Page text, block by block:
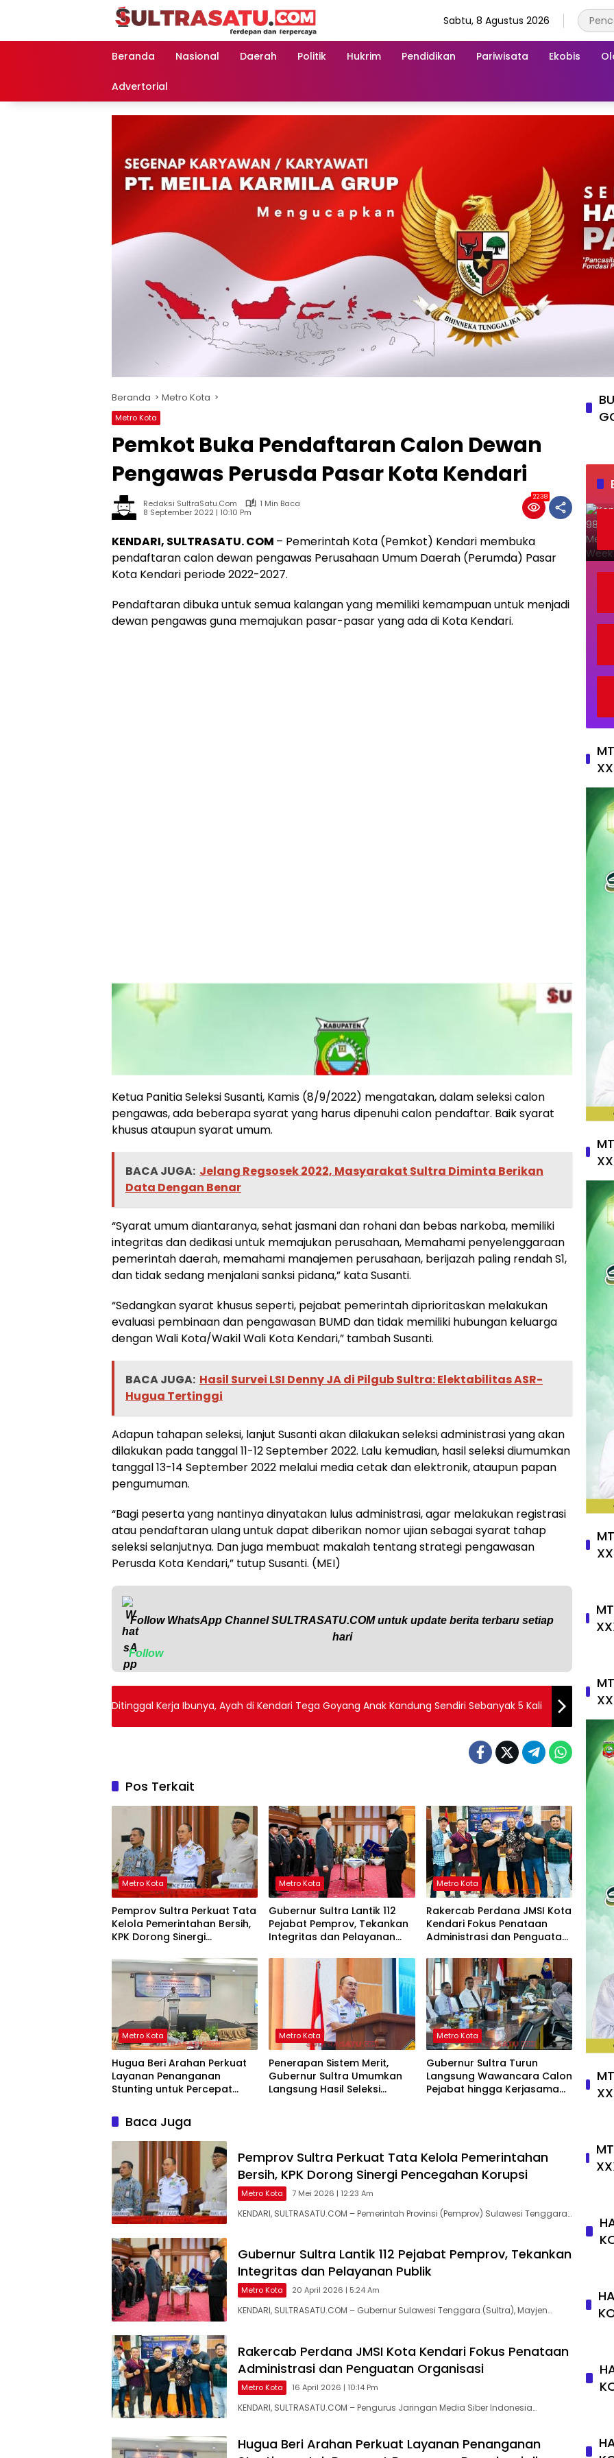
Sabtu, 8 Agustus 2026
Beranda Nasional Daerah Politik Hukrim Pendidikan Pariwisata Ekobis
Advertorial
Beranda Metro Kota
Metro Kota
Pemkot Buka Pendaftaran Calon Dewan
Pengawas Perusda Pasar Kota Kendari
Redaksi SultraSatu.Com
1 Min Baca
8 September 2022 | 10:10 Pm
2238
KENDARI, SULTRASATU. COM – Pemerintah Kota (Pemkot) Kendari membuka
pendaftaran calon dewan pengawas Perusahaan Umum Daerah (Perumda) Pasar
Kota Kendari periode 2022-2027.
Pendaftaran dibuka untuk semua kalangan yang memiliki kemampuan untuk menjadi
dewan pengawas guna memajukan pasar-pasar yang ada di Kota Kendari.
Ketua Panitia Seleksi Susanti, Kamis (8/9/2022) mengatakan, dalam seleksi calon
pengawas, ada beberapa syarat yang harus dipenuhi calon pendaftar. Baik syarat
khusus ataupun syarat umum.
BACA JUGA: Jelang Regsosek 2022, Masyarakat Sultra Diminta Berikan
Data Dengan Benar
“Syarat umum diantaranya, sehat jasmani dan rohani dan bebas narkoba, memiliki
integritas dan dedikasi untuk memajukan perusahaan, Memahami penyelenggaraan
pemerintah daerah, memahami manajemen perusahaan, berijazah paling rendah S1,
dan tidak sedang menjalani sanksi pidana,” kata Susanti.
“Sedangkan syarat khusus seperti, pejabat pemerintah diprioritaskan melakukan
evaluasi pembinaan dan pengawasan BUMD dan tidak memiliki hubungan keluarga
dengan Wali Kota/Wakil Wali Kota Kendari,” tambah Susanti.
BACA JUGA: Hasil Survei LSI Denny JA di Pilgub Sultra: Elektabilitas ASR-
Hugua Tertinggi
Adapun tahapan seleksi, lanjut Susanti akan dilakukan seleksi administrasi yang akan
dilakukan pada tanggal 11-12 September 2022. Lalu kemudian, hasil seleksi diumumkan
tanggal 13-14 September 2022 melalui media cetak dan elektronik, ataupun papan
pengumuman.
“Bagi peserta yang nantinya dinyatakan lulus administrasi, agar melakukan registrasi
atau pendaftaran ulang untuk dapat diberikan nomor ujian sebagai syarat tahap
seleksi selanjutnya. Dan juga membuat makalah tentang strategi pengawasan
Perusda Kota Kendari,” tutup Susanti. (MEI)
Follow WhatsApp ChannelSULTRASATU.COMuntuk update berita terbaru setiap
hari
Follow
Ditinggal Kerja Ibunya, Ayah di Kendari Tega Goyang Anak Kandung Sendiri Sebanyak 5 Kali
Pos Terkait
Metro Kota
Pemprov Sultra Perkuat Tata
Kelola Pemerintahan Bersih,
KPK Dorong Sinergi
Metro Kota
Gubernur Sultra Lantik 112
Pejabat Pemprov, Tekankan
Integritas dan Pelayanan
Metro Kota
Rakercab Perdana JMSI Kota
Kendari Fokus Penataan
Administrasi dan Penguatan
Metro Kota
Hugua Beri Arahan Perkuat
Layanan Penanganan
Stunting untuk Percepat
Sultra
Metro Kota
Penerapan Sistem Merit,
Gubernur Sultra Umumkan
Langsung Hasil Seleksi
Metro Kota
Gubernur Sultra Turun
Langsung Wawancara Calon
Pejabat hingga Kerjasama
Baca Juga
Pemprov Sultra Perkuat Tata Kelola Pemerintahan
Bersih, KPK Dorong Sinergi Pencegahan Korupsi
Metro Kota 7 Mei 2026 | 12:23 Am
KENDARI, SULTRASATU.COM – Pemerintah Provinsi (Pemprov) Sulawesi Tenggara…
Gubernur Sultra Lantik 112 Pejabat Pemprov, Tekankan
Integritas dan Pelayanan Publik
Metro Kota 20 April 2026 | 5:24 Am
KENDARI, SULTRASATU.COM – Gubernur Sulawesi Tenggara (Sultra), Mayjen…
Rakercab Perdana JMSI Kota Kendari Fokus Penataan
Administrasi dan Penguatan Organisasi
Metro Kota 16 April 2026 | 10:14 Pm
KENDARI, SULTRASATU.COM – Pengurus Jaringan Media Siber Indonesia…
Hugua Beri Arahan Perkuat Layanan Penanganan